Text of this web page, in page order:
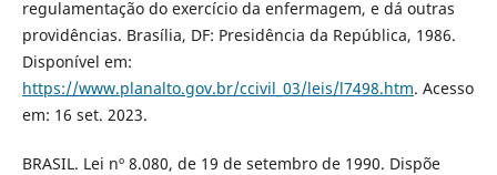
regulamentação do exercício da enfermagem, e dá outras
providências. Brasília, DF: Presidência da República, 1986.
Disponível em:
https://www.planalto.gov.br/ccivil_03/leis/l7498.htm. Acesso
em: 16 set. 2023.
BRASIL. Lei nº 8.080, de 19 de setembro de 1990. Dispõe